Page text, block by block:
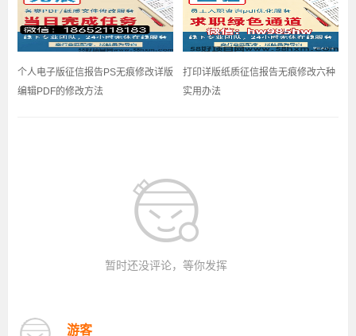
个人电子版征信报告PS无痕修改详版
编辑PDF的修改方法
打印详版纸质征信报告无痕修改六种
实用办法
暂时还没评论，等你发挥
游客